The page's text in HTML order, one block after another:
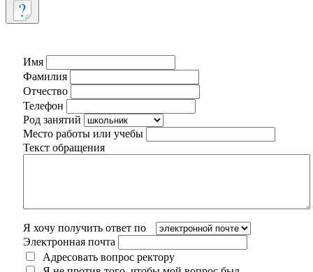
Имя
Фамилия
Отчество
Телефон
Род занятий
Место работы или учебы
Текст обращения
Я хочу получить ответ по
Электронная почта
Адресовать вопрос ректору